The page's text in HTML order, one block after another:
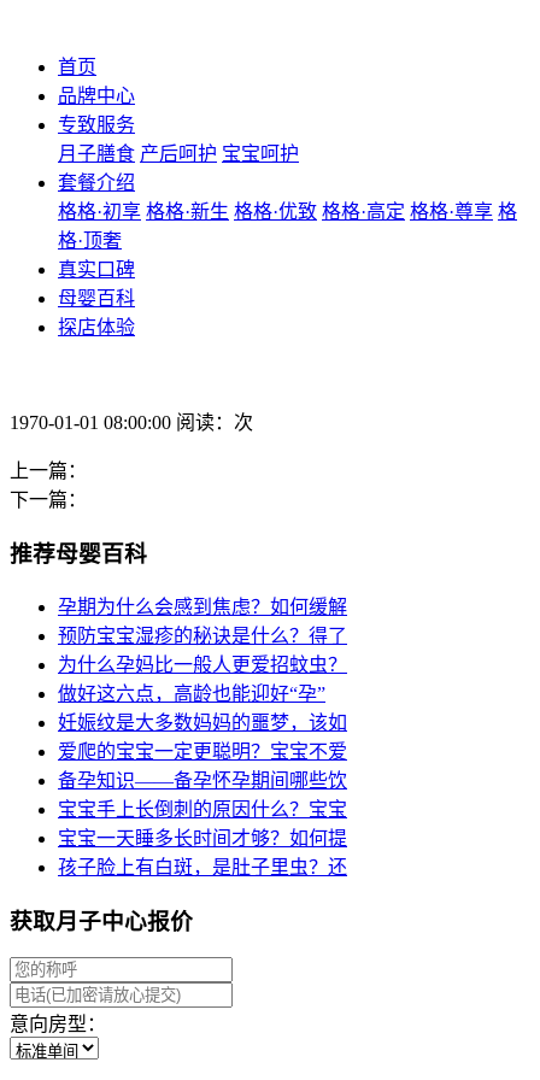
首页
品牌中心
专致服务
月子膳食 产后呵护 宝宝呵护
套餐介绍
格格·初享 格格·新生 格格·优致 格格·高定 格格·尊享 格
格·顶奢
真实口碑
母婴百科
探店体验
1970-01-01 08:00:00 阅读：次
上一篇：
下一篇：
推荐母婴百科
孕期为什么会感到焦虑？如何缓解
预防宝宝湿疹的秘诀是什么？得了
为什么孕妈比一般人更爱招蚊虫？
做好这六点，高龄也能迎好“孕”
妊娠纹是大多数妈妈的噩梦，该如
爱爬的宝宝一定更聪明？宝宝不爱
备孕知识——备孕怀孕期间哪些饮
宝宝手上长倒刺的原因什么？宝宝
宝宝一天睡多长时间才够？如何提
孩子脸上有白斑，是肚子里虫？还
获取月子中心报价
意向房型：